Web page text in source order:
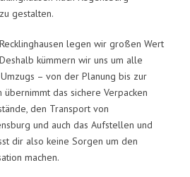
gestalten.
legen wir großen Wert
kümmern wir uns um alle
– von der Planung bis zur
übernimmt das sichere Verpacken
den Transport von
und auch das Aufstellen und
dir also keine Sorgen um den
machen.